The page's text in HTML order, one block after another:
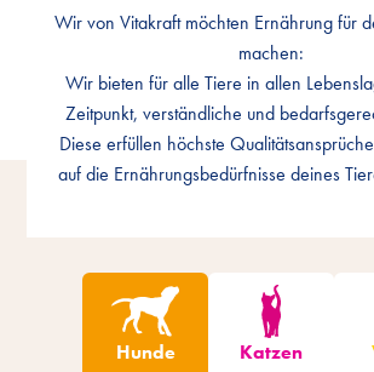
Wir von Vitakraft möchten Ernährung für
machen:
Wir bieten für alle Tiere in allen
Zeitpunkt, verständliche und
Diese erfüllen höchste
auf die Ernährungsbedürfnisse deines
Wir von Vitakraft möchten Ernährung für
machen:
Wir bieten für alle Tiere in allen
Zeitpunkt, verständliche und
Diese erfüllen höchste
auf die Ernährungsbedürfnisse deines
Hunde Katzen